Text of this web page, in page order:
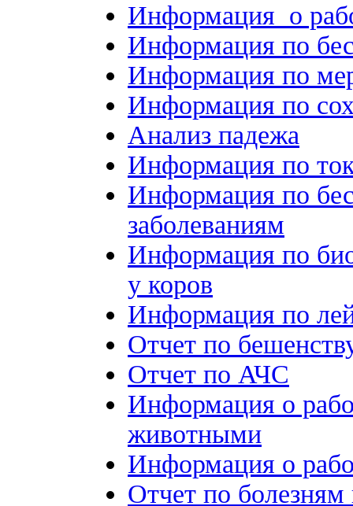
Информация о
Информация по
Информация по
Информация по
Анализ падежа
Информация по
Информация по
заболеваниям
Информация по
у коров
Информация по
Отчет по
Отчет по АЧС
Информация о
животными
Информация о
Отчет по болезням